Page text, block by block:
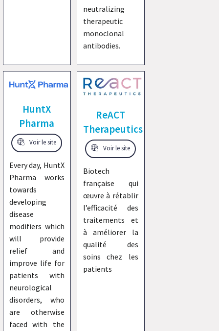
neutralizing
therapeutic
monoclonal
antibodies.
HuntX
Pharma
Voir le site
Every day, HuntX
Pharma works
towards
developing
disease
modifiers which
will provide
relief and
improve life for
patients with
neurological
disorders, who
are otherwise
faced with the
ReACT
Therapeutics
Voir le site
Biotech
française qui
œuvre à rétablir
l’efficacité des
traitements et
à améliorer la
qualité des
soins chez les
patients